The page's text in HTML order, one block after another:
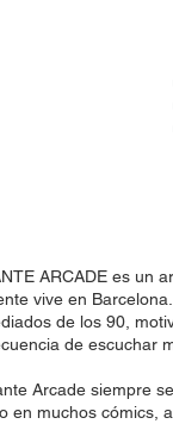
ARCADE es un
vive en
de los 90,
de escuchar
Arcade siempre
en muchos cómics,